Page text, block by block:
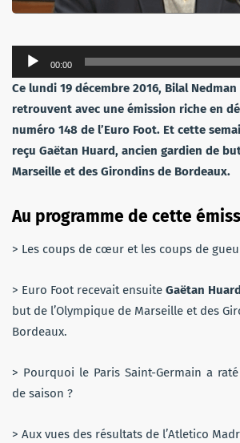
Lecteur
audio
00:00
Ce lundi 19 décembre 2016, Bilal
retrouvent avec une émission riche en
numéro 148 de l’Euro Foot. Et cette
reçu Gaëtan Huard, ancien gardien de
Marseille et des Girondins de Bordeaux.
Au programme de cette
> Les coups de cœur et les coups de
> Euro Foot recevait ensuite Gaëtan Huard
but de l’Olympique de Marseille et des
Bordeaux.
> Pourquoi le Paris Saint-Germain a
de saison ?
> Aux vues des résultats de l’Atletico